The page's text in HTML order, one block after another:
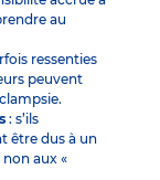
au
ressenties
peuvent
: s’ils
être dus à un
aux «